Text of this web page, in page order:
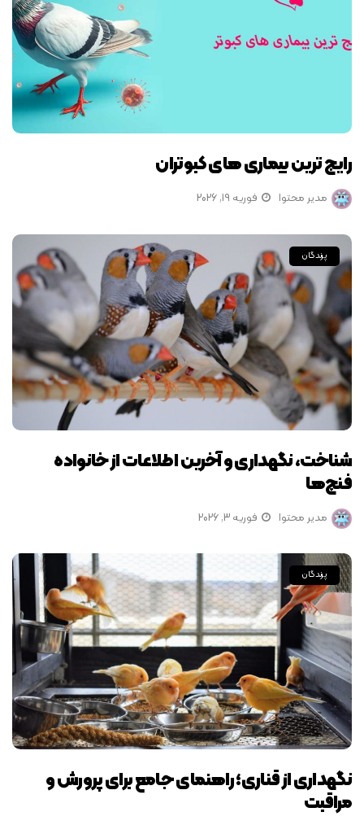
رایج ترین بیماری های کبوتران
مدیر محتوا فوریه 19, 2026
پرندگان
شناخت، نگهداری و آخرین اطلاعات از خانواده
فنچ‌ها
مدیر محتوا فوریه 3, 2026
پرندگان
نگهداری از قناری؛ راهنمای جامع برای پرورش و
مراقبت